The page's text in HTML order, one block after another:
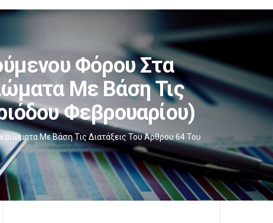
Φόρου Στα
Με Βάση Τις
Φεβρουαρίου)
Με Βάση Τις Διατάξεις Του Άρθρου 64 Του